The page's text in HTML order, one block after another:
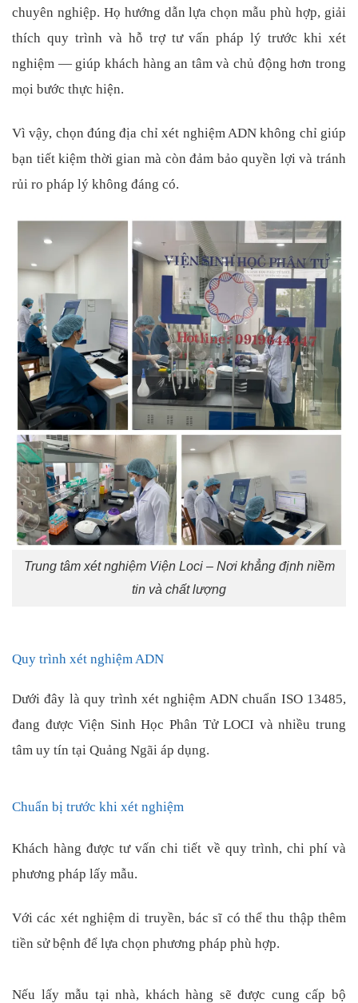
chuyên nghiệp. Họ hướng dẫn lựa chọn mẫu phù hợp, giải
thích quy trình và hỗ trợ tư vấn pháp lý trước khi xét
nghiệm — giúp khách hàng an tâm và chủ động hơn trong
mọi bước thực hiện.
Vì vậy, chọn đúng địa chỉ xét nghiệm ADN không chỉ giúp
bạn tiết kiệm thời gian mà còn đảm bảo quyền lợi và tránh
rủi ro pháp lý không đáng có.
Trung tâm xét nghiệm Viện Loci – Nơi khẳng định niềm
tin và chất lượng
Quy trình xét nghiệm ADN
Dưới đây là quy trình xét nghiệm ADN chuẩn ISO 13485,
đang được Viện Sinh Học Phân Tử LOCI và nhiều trung
tâm uy tín tại Quảng Ngãi áp dụng.
Chuẩn bị trước khi xét nghiệm
Khách hàng được tư vấn chi tiết về quy trình, chi phí và
phương pháp lấy mẫu.
Với các xét nghiệm di truyền, bác sĩ có thể thu thập thêm
tiền sử bệnh để lựa chọn phương pháp phù hợp.
Nếu lấy mẫu tại nhà, khách hàng sẽ được cung cấp bộ